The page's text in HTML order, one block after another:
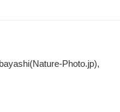
Photo.jp),